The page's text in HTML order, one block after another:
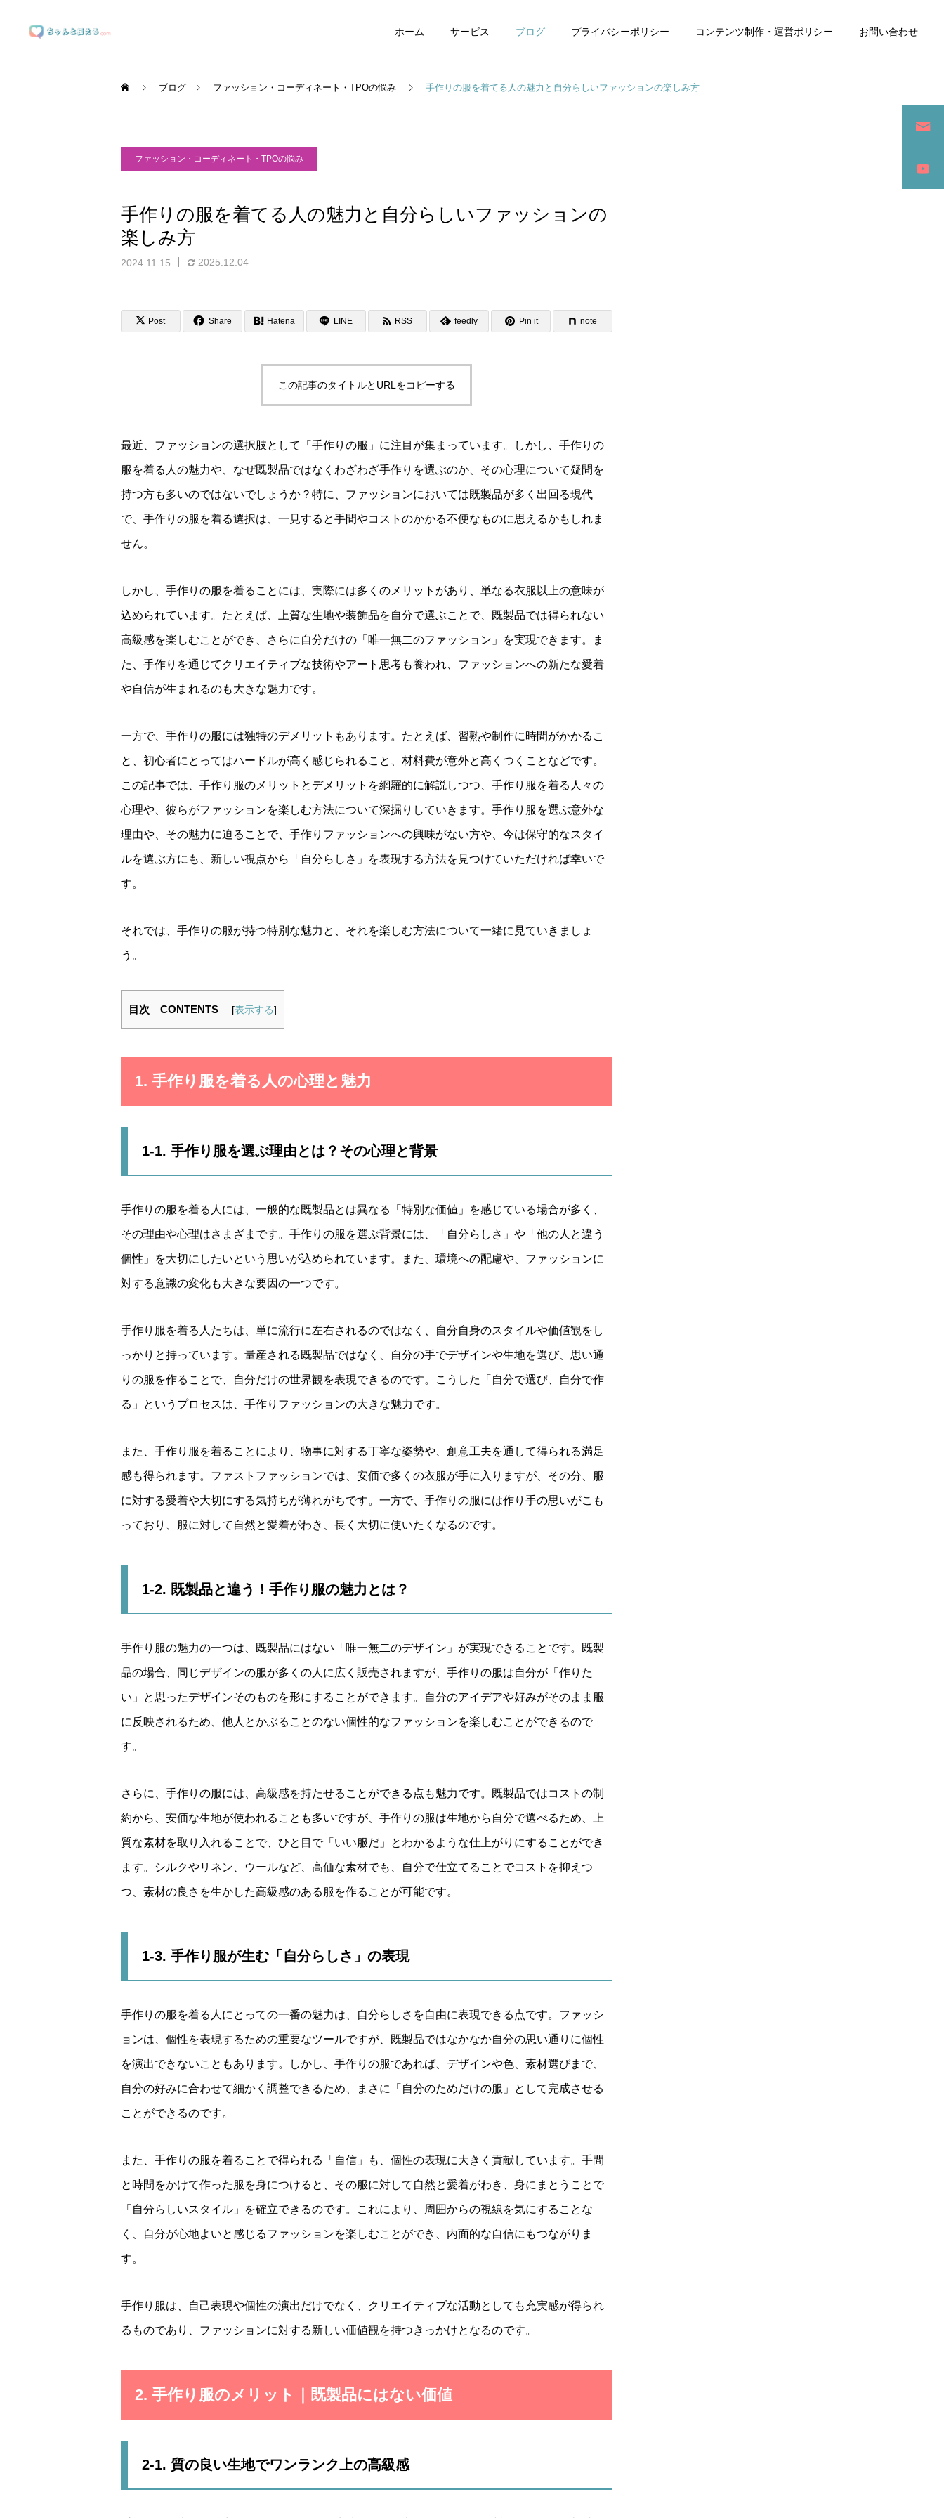
ホーム サービス ブログ プライバシーポリシー コンテンツ制作・運営ポリシー お問い合わせ
ブランディングサポート
ブログ ファッション・コーディネート・TPOの悩み 手作りの服を着てる人の魅力と自分らしいファッションの楽しみ方
ファッション・コーディネート・TPOの悩み
手作りの服を着てる人の魅力と自分らしいファッションの
楽しみ方
2024.11.15 2025.12.04
Post Share Hatena LINE RSS feedly Pin it note
この記事のタイトルとURLをコピーする
最近、ファッションの選択肢として「手作りの服」に注目が集まっています。しかし、手作りの
服を着る人の魅力や、なぜ既製品ではなくわざわざ手作りを選ぶのか、その心理について疑問を
持つ方も多いのではないでしょうか？特に、ファッションにおいては既製品が多く出回る現代
で、手作りの服を着る選択は、一見すると手間やコストのかかる不便なものに思えるかもしれま
せん。
しかし、手作りの服を着ることには、実際には多くのメリットがあり、単なる衣服以上の意味が
込められています。たとえば、上質な生地や装飾品を自分で選ぶことで、既製品では得られない
高級感を楽しむことができ、さらに自分だけの「唯一無二のファッション」を実現できます。ま
た、手作りを通じてクリエイティブな技術やアート思考も養われ、ファッションへの新たな愛着
や自信が生まれるのも大きな魅力です。
一方で、手作りの服には独特のデメリットもあります。たとえば、習熟や制作に時間がかかるこ
と、初心者にとってはハードルが高く感じられること、材料費が意外と高くつくことなどです。
この記事では、手作り服のメリットとデメリットを網羅的に解説しつつ、手作り服を着る人々の
心理や、彼らがファッションを楽しむ方法について深掘りしていきます。手作り服を選ぶ意外な
理由や、その魅力に迫ることで、手作りファッションへの興味がない方や、今は保守的なスタイ
ルを選ぶ方にも、新しい視点から「自分らしさ」を表現する方法を見つけていただければ幸いで
す。
それでは、手作りの服が持つ特別な魅力と、それを楽しむ方法について一緒に見ていきましょ
う。
目次 CONTENTS [表示する]
1. 手作り服を着る人の心理と魅力
1-1. 手作り服を選ぶ理由とは？その心理と背景
手作りの服を着る人には、一般的な既製品とは異なる「特別な価値」を感じている場合が多く、
その理由や心理はさまざまです。手作りの服を選ぶ背景には、「自分らしさ」や「他の人と違う
個性」を大切にしたいという思いが込められています。また、環境への配慮や、ファッションに
対する意識の変化も大きな要因の一つです。
手作り服を着る人たちは、単に流行に左右されるのではなく、自分自身のスタイルや価値観をし
っかりと持っています。量産される既製品ではなく、自分の手でデザインや生地を選び、思い通
りの服を作ることで、自分だけの世界観を表現できるのです。こうした「自分で選び、自分で作
る」というプロセスは、手作りファッションの大きな魅力です。
また、手作り服を着ることにより、物事に対する丁寧な姿勢や、創意工夫を通して得られる満足
感も得られます。ファストファッションでは、安価で多くの衣服が手に入りますが、その分、服
に対する愛着や大切にする気持ちが薄れがちです。一方で、手作りの服には作り手の思いがこも
っており、服に対して自然と愛着がわき、長く大切に使いたくなるのです。
1-2. 既製品と違う！手作り服の魅力とは？
手作り服の魅力の一つは、既製品にはない「唯一無二のデザイン」が実現できることです。既製
品の場合、同じデザインの服が多くの人に広く販売されますが、手作りの服は自分が「作りた
い」と思ったデザインそのものを形にすることができます。自分のアイデアや好みがそのまま服
に反映されるため、他人とかぶることのない個性的なファッションを楽しむことができるので
す。
さらに、手作りの服には、高級感を持たせることができる点も魅力です。既製品ではコストの制
約から、安価な生地が使われることも多いですが、手作りの服は生地から自分で選べるため、上
質な素材を取り入れることで、ひと目で「いい服だ」とわかるような仕上がりにすることができ
ます。シルクやリネン、ウールなど、高価な素材でも、自分で仕立てることでコストを抑えつ
つ、素材の良さを生かした高級感のある服を作ることが可能です。
1-3. 手作り服が生む「自分らしさ」の表現
手作りの服を着る人にとっての一番の魅力は、自分らしさを自由に表現できる点です。ファッシ
ョンは、個性を表現するための重要なツールですが、既製品ではなかなか自分の思い通りに個性
を演出できないこともあります。しかし、手作りの服であれば、デザインや色、素材選びまで、
自分の好みに合わせて細かく調整できるため、まさに「自分のためだけの服」として完成させる
ことができるのです。
また、手作りの服を着ることで得られる「自信」も、個性の表現に大きく貢献しています。手間
と時間をかけて作った服を身につけると、その服に対して自然と愛着がわき、身にまとうことで
「自分らしいスタイル」を確立できるのです。これにより、周囲からの視線を気にすることな
く、自分が心地よいと感じるファッションを楽しむことができ、内面的な自信にもつながりま
す。
手作り服は、自己表現や個性の演出だけでなく、クリエイティブな活動としても充実感が得られ
るものであり、ファッションに対する新しい価値観を持つきっかけとなるのです。
2. 手作り服のメリット｜既製品にはない価値
2-1. 質の良い生地でワンランク上の高級感